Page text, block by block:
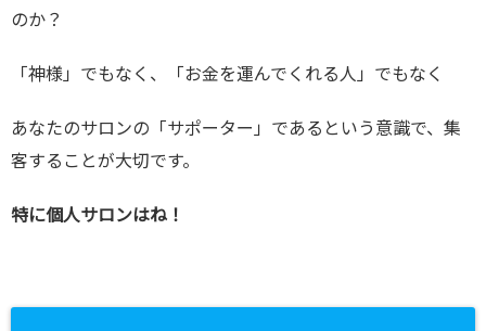
のか？
「神様」でもなく、「お金を運んでくれる人」でもなく
あなたのサロンの「サポーター」であるという意識で、集
客することが大切です。
特に個人サロンはね！